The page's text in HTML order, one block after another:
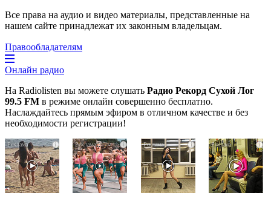
Все права на аудио и видео материалы, представленные на
нашем сайте принадлежат их законным владельцам.
Правообладателям
Онлайн радио
На Radiolisten вы можете слушать Радио Рекорд Сухой Лог
99.5 FM в режиме онлайн совершенно бесплатно.
Наслаждайтесь прямым эфиром в отличном качестве и без
необходимости регистрации!
i
Скрытая
камера
пляже
Крыма:
i
Ржу
переставая,
это
видео
i
Ролик
Омска:
вы
будете
i